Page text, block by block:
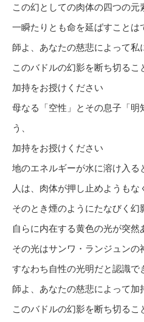
この幻としての肉体の四つの元
一瞬たりとも命を延ばすことは
師よ、あなたの慈悲によって私
このバドルの幻影を断ち切るこ
加持をお授けください
母なる「空性」とその息子「明
う、
加持をお授けください
地のエネルギーが水に溶け入る
人は、肉体が押し止めようも
そのとき煙のようにたなびく幻
自らに内在する黄色の光が突然
その光はサンワ・ランジュンの
すなわち自性の光明だと認識で
師よ、あなたの慈悲によって加
このバドルの幻影を断ち切るこ